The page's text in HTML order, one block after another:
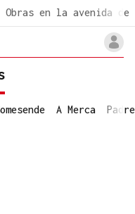
Obras en la avenida de
A Merca